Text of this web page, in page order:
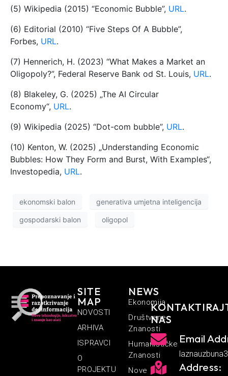
(5) Wikipedia (2015) “Economic Bubble”, URL.
(6) Editorial (2010) “Five Steps Of A Bubble”,
Forbes, URL.
(7) Hennerich, H. (2023) “What Makes a Market an
Oligopoly?”, Federal Reserve Bank od St. Louis, URL.
(8) Blakeley, G. (2025) „The AI Circular
Economy“, URL.
(9) Wikipedia (2025) “Dot-com bubble”, URL.
(10) Kenton, W. (2025) „Understanding Economic
Bubbles: How They Form and Burst, With Examples“,
Investopedia, URL.
ekonomski balon generativa umjetna inteligencija
gospodarski balon oligopol
SITE
MAP
NOVOSTI
ARHIVA
ISPRAVCI
O
PROJEKTU
NEWS
Ekonomija
Društvene
Znanosti
Humanističke
Znanosti
Nove
NAS
Email
Address: